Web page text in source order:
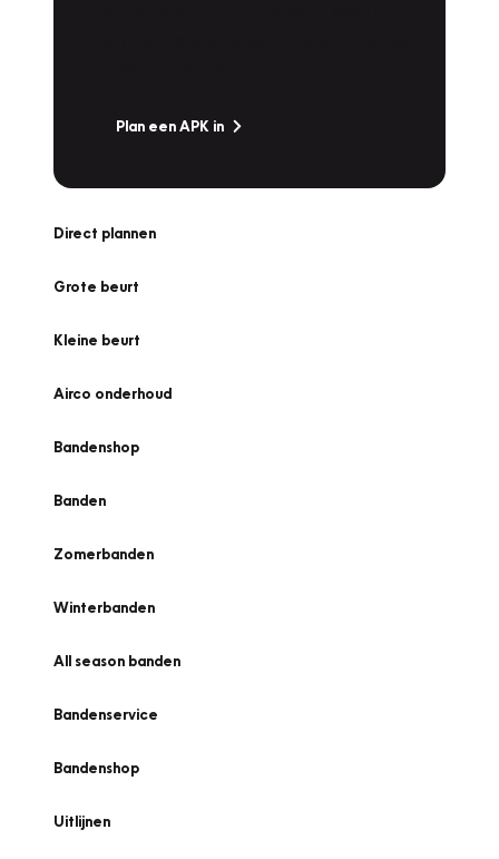
Plan een APK in
Direct plannen
Grote beurt
Kleine beurt
Airco onderhoud
Bandenshop
Banden
Zomerbanden
Winterbanden
All season banden
Bandenservice
Bandenshop
Uitlijnen